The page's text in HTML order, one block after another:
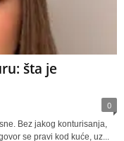
šta je
0
Bez jakog konturisanja,
se pravi kod kuće, uz...